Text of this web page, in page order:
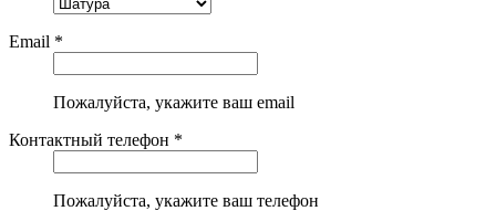
Email *
Пожалуйста, укажите ваш email
Контактный телефон *
Пожалуйста, укажите ваш телефон